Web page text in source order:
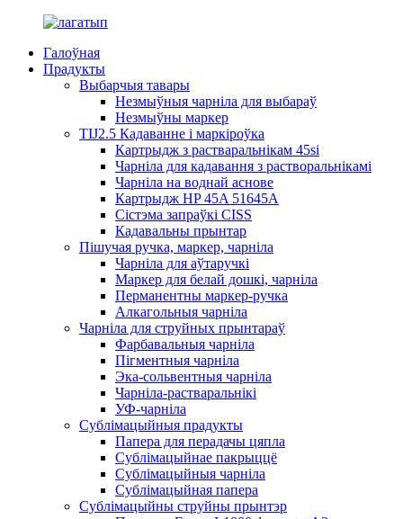
Галоўная
Прадукты
Выбарчыя тавары
Незмыўныя чарніла для выбараў
Незмыўны маркер
TIJ2.5 Кадаванне і маркіроўка
Картрыдж з растваральнікам 45si
Чарніла для кадавання з растворальнікамі
Чарніла на воднай аснове
Картрыдж HP 45A 51645A
Сістэма запраўкі CISS
Кадавальны прынтар
Пішучая ручка, маркер, чарніла
Чарніла для аўтаручкі
Маркер для белай дошкі, чарніла
Перманентны маркер-ручка
Алкагольныя чарніла
Чарніла для струйных прынтараў
Фарбавальныя чарніла
Пігментныя чарніла
Эка-сольвентныя чарніла
Чарніла-растваральнікі
УФ-чарніла
Сублімацыйныя прадукты
Папера для перадачы цяпла
Сублімацыйнае пакрыццё
Сублімацыйныя чарніла
Сублімацыйная папера
Сублімацыйны струйны прынтэр